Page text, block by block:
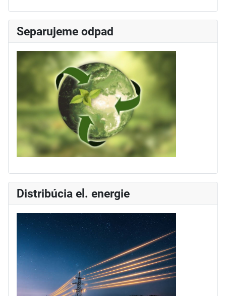
Separujeme odpad
Distribúcia el. energie